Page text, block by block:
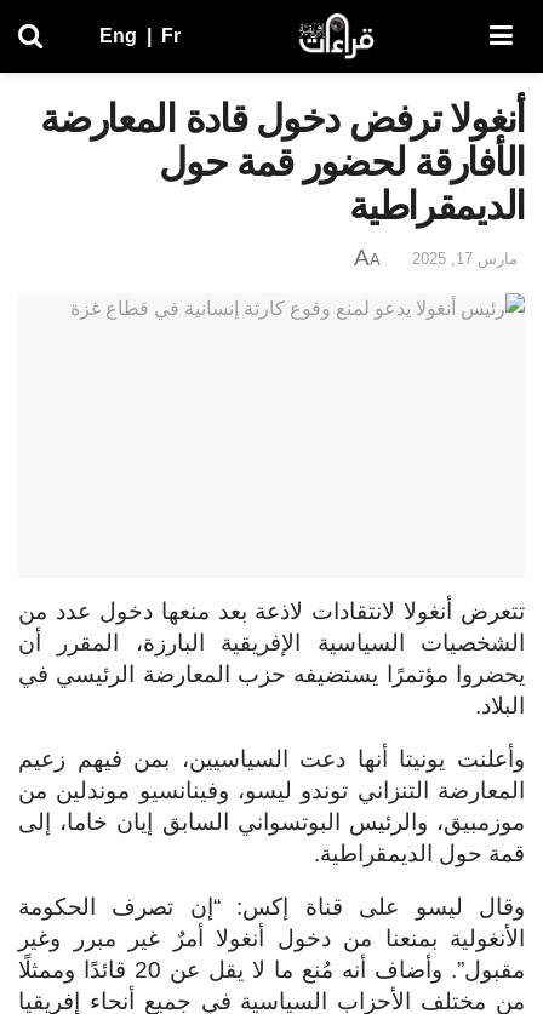
Eng Fr
أنغولا ترفض دخول قادة المعارضة
الأفارقة لحضور قمة حول
الديمقراطية
مارس 17, 2025 A
A
تتعرض أنغولا لانتقادات لاذعة بعد منعها دخول عدد من
الشخصيات السياسية الإفريقية البارزة، المقرر أن
يحضروا مؤتمرًا يستضيفه حزب المعارضة الرئيسي في
البلاد.
وأعلنت يونيتا أنها دعت السياسيين، بمن فيهم زعيم
المعارضة التنزاني توندو ليسو، وفينانسيو موندلين من
موزمبيق، والرئيس البوتسواني السابق إيان خاما، إلى
قمة حول الديمقراطية.
وقال ليسو على قناة إكس: “إن تصرف الحكومة
الأنغولية بمنعنا من دخول أنغولا أمرٌ غير مبرر وغير
مقبول”. وأضاف
أنه مُنع ما لا يقل عن 20 قائدًا وممثلًا
من مختلف الأحزاب السياسية في جميع أنحاء إفريقيا